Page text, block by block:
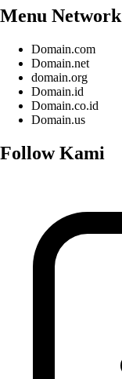
Menu Network
Domain.com
Domain.net
domain.org
Domain.id
Domain.co.id
Domain.us
Follow Kami